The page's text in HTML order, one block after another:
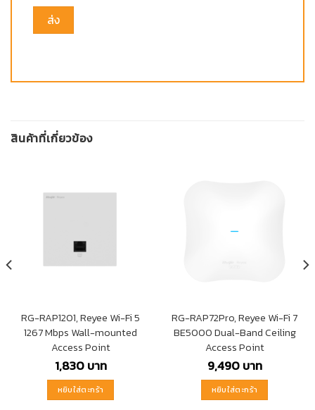
สินค้าที่เกี่ยวข้อง
RG-RAP1201, Reyee Wi-Fi 5
1267 Mbps Wall-mounted
Access Point
1,830บาท
หยิบใส่ตะกร้า
RG-RAP72Pro, Reyee Wi-Fi 7
BE5000 Dual-Band Ceiling
Access Point
9,490บาท
หยิบใส่ตะกร้า